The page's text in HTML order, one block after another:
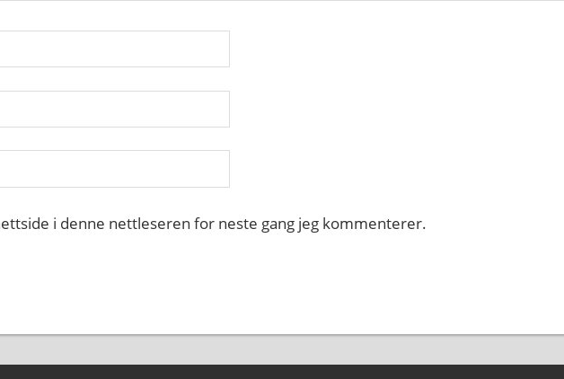
i denne nettleseren for neste gang jeg kommenterer.